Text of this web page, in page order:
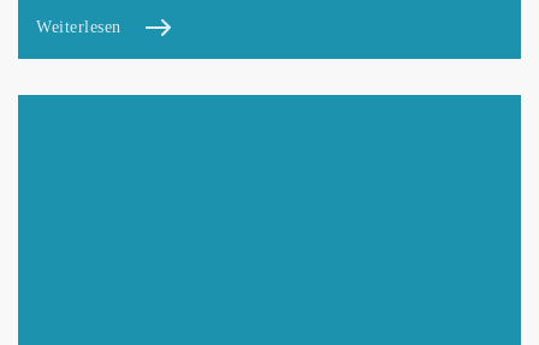
Weiterlesen